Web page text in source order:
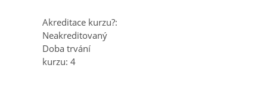
Akreditace kurzu?:
Neakreditovaný
Doba trvání
kurzu:4